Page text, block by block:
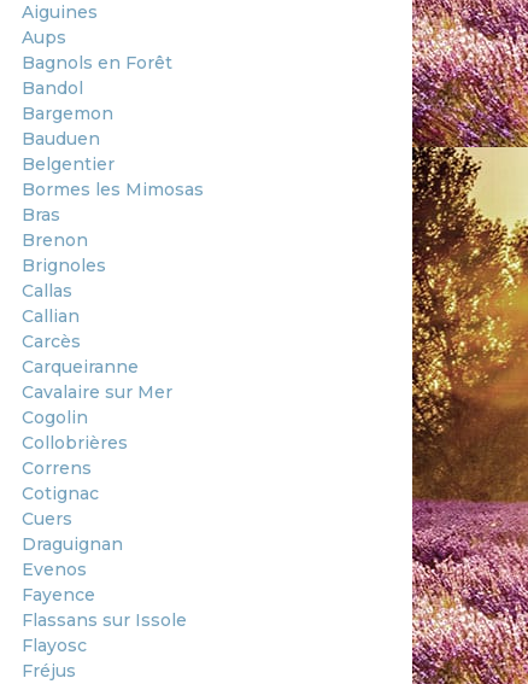
Aiguines
Aups
Bagnols en Forêt
Bandol
Bargemon
Bauduen
Belgentier
Bormes les Mimosas
Bras
Brenon
Brignoles
Callas
Callian
Carcès
Carqueiranne
Cavalaire sur Mer
Cogolin
Collobrières
Correns
Cotignac
Cuers
Draguignan
Evenos
Fayence
Flassans sur Issole
Flayosc
Fréjus